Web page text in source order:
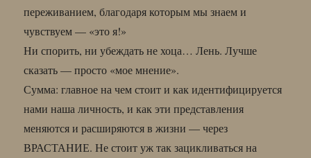
переживанием, благодаря которым мы знаем и
чувствуем — «это я!»
Ни спорить, ни убеждать не хоца… Лень. Лучше
сказать — просто «мое мнение».
Сумма: главное на чем стоит и как идентифицируется
нами наша личность, и как эти представления
меняются и расширяются в жизни — через
ВРАСТАНИЕ. Не стоит уж так зацикливаться на